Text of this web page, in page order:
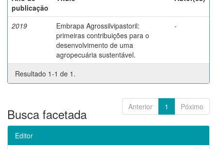
publicação
2019
Embrapa Agrossilvipastoril:
primeiras contribuições para o
desenvolvimento de uma
agropecuária sustentável.
-
Resultado 1-1 de 1.
Anterior 1 Póximo
Busca facetada
Editor